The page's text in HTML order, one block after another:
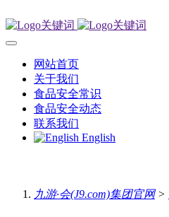
网站首页
关于我们
食品安全常识
食品安全动态
联系我们
English
九游·会(J9.com)集团官网>